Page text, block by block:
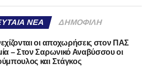
ΝΈΑ ΔΗΜΟΦΙΛΉ
οι αποχωρήσεις στον ΠΑΣ
– Στον Σαρωνικό Αναβύσσου οι
και Στάγκος